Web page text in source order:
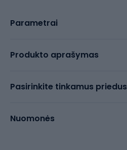
Parametrai
Produkto aprašymas
Pasirinkite tinkamus priedus
Nuomonės